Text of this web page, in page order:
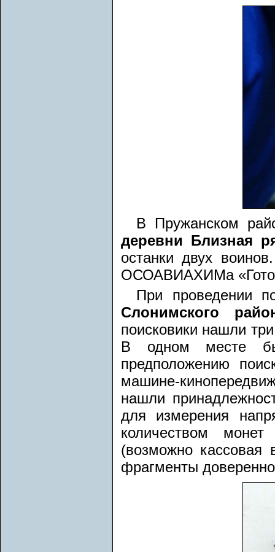
В Пружанском
деревни Близная
останки двух
ОСОАВИАХИМа
При проведении
Слонимского
поисковики нашли
В одном месте
предположению
машине-
нашли
для измерения
количеством
(возможно
фрагменты